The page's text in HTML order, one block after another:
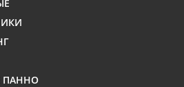
ПАННО